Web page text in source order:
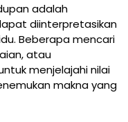
adalah
diinterpretasikan
Beberapa mencari
atau
menjelajahi nilai
makna yang